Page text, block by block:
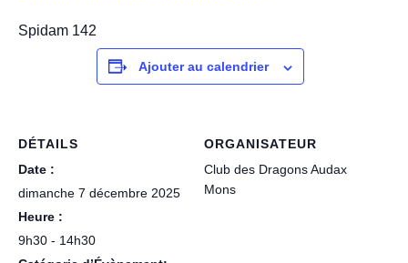
Spidam 142
Ajouter au calendrier
DÉTAILS
Date :
dimanche 7 décembre 2025
Heure :
9h30 - 14h30
ORGANISATEUR
Club des Dragons Audax
Mons